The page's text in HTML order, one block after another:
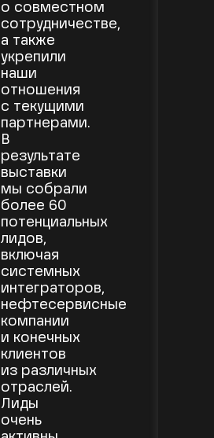
о совместном
сотрудничестве,
а также
укрепили
наши
отношения
с текущими
партнерами.
В
результате
выставки
мы собрали
более 60
потенциальных
лидов,
включая
системных
интеграторов,
нефтесервисные
компании
и конечных
клиентов
из различных
отраслей.
Лиды
очень